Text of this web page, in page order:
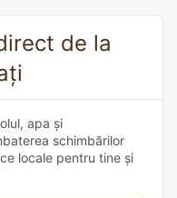
de la
apa și
schimbărilor
locale pentru tine și